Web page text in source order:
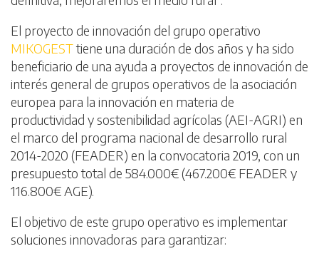
El proyecto de innovación del grupo operativo
MIKOGESTtiene una duración de dos años y ha sido
beneficiario de una ayuda a proyectos de innovación de
interés general de grupos operativos de la asociación
europea para la innovación en materia de
productividad y sostenibilidad agrícolas (AEI-AGRI) en
el marco del programa nacional de desarrollo rural
2014-2020 (FEADER) en la convocatoria 2019, con un
presupuesto total de 584.000€ (467.200€ FEADER y
116.800€ AGE).
El objetivo de este grupo operativo es implementar
soluciones innovadoras para garantizar: